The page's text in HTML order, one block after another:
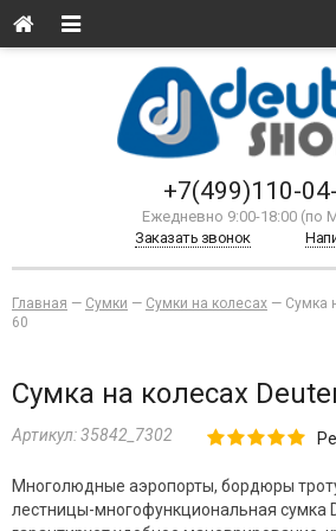
+7(499)110-
Ежедневно 9:00-18:00 (по
Заказать звонок
Главная — Сумки — Сумки на колесах — Сумка
60
Сумка на колесах
Артикул:35842_7302
Многолюдные аэропорты, бордюры
лестницы-многофункциональная сумка